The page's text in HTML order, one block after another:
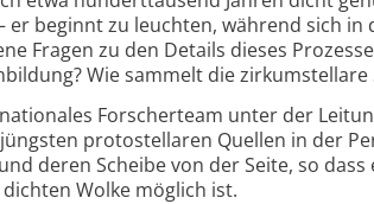
er beginnt zu leuchten, während sich
Fragen zu den Details dieses
Wie sammelt die
Forscherteam unter der
proto­stellaren Quellen in der
deren Scheibe von der Seite, so
Wolke möglich ist.